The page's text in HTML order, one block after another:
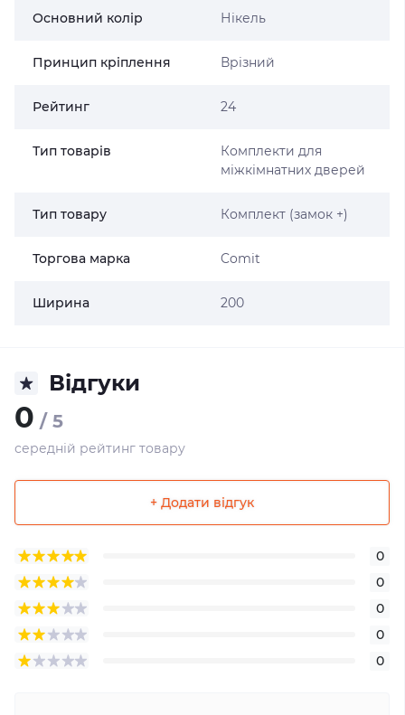
Основний колір Нікель
Принцип кріплення Врізний
Рейтинг 24
Тип товарів
Комплекти для
міжкімнатних дверей
Тип товару Комплект (замок +)
Торгова марка Comit
Ширина 200
Відгуки
0 / 5
середній рейтинг товару
+ Додати відгук
0
0
0
0
0